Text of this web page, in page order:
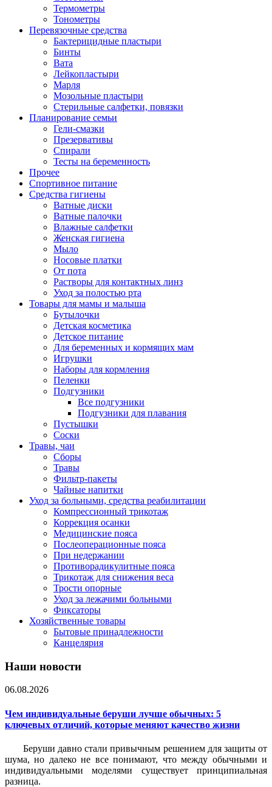
Термометры
Тонометры
Перевязочные средства
Бактерицидные пластыри
Бинты
Вата
Лейкопластыри
Марля
Мозольные пластыри
Стерильные салфетки, повязки
Планирование семьи
Гели-смазки
Презервативы
Спирали
Тесты на беременность
Прочее
Спортивное питание
Средства гигиены
Ватные диски
Ватные палочки
Влажные салфетки
Женская гигиена
Мыло
Носовые платки
От пота
Растворы для контактных линз
Уход за полостью рта
Товары для мамы и малыша
Бутылочки
Детская косметика
Детское питание
Для беременных и кормящих мам
Игрушки
Наборы для кормления
Пеленки
Подгузники
Все подгузники
Подгузники для плавания
Пустышки
Соски
Травы, чаи
Сборы
Травы
Фильтр-пакеты
Чайные напитки
Уход за больными, средства реабилитации
Компрессионный трикотаж
Коррекция осанки
Медицинские пояса
Послеоперационные пояса
При недержании
Противорадикулитные пояса
Трикотаж для снижения веса
Трости опорные
Уход за лежачими больными
Фиксаторы
Хозяйственные товары
Бытовые принадлежности
Канцелярия
Наши новости
06.08.2026
Чем индивидуальные беруши лучше обычных: 5
ключевых отличий, которые меняют качество жизни
Беруши давно стали привычным решением для защиты от
шума, но далеко не все понимают, что между обычными и
индивидуальными моделями существует принципиальная
разница.